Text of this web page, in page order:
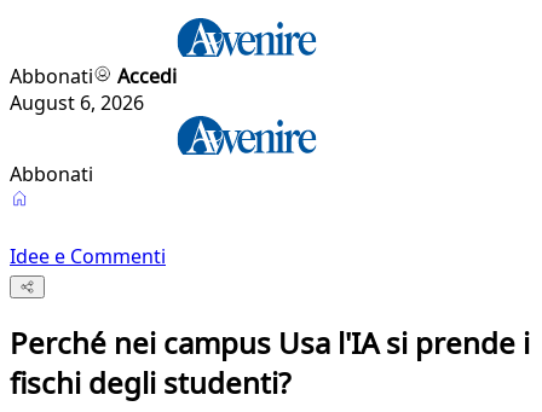
Abbonati
Accedi
August 6, 2026
Abbonati
Idee e Commenti
Perché nei campus Usa l'IA si prende i
fischi degli studenti?